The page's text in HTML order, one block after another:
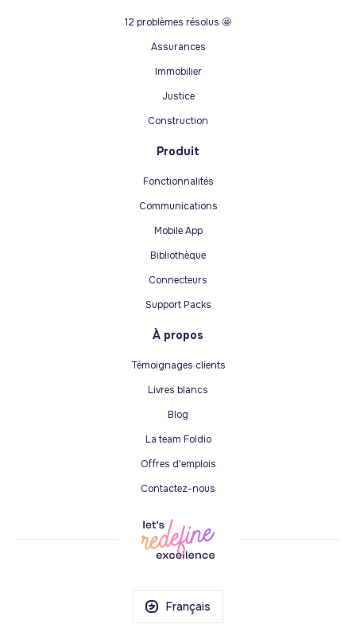
12 problèmes résolus 🤩
Assurances
Immobilier
Justice
Construction
Produit
Fonctionnalités
Communications
Mobile App
Bibliothèque
Connecteurs
Support Packs
À propos
Témoignages clients
Livres blancs
Blog
La team Foldio
Offres d'emplois
Contactez-nous
Français